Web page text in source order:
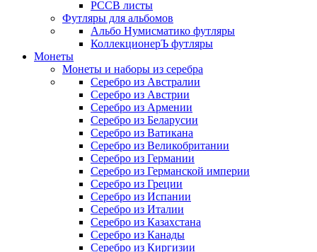
РССВ листы
Футляры для альбомов
Альбо Нумисматико футляры
КоллекционерЪ футляры
Монеты
Монеты и наборы из серебра
Серебро из Австралии
Серебро из Австрии
Серебро из Армении
Серебро из Беларусии
Серебро из Ватикана
Серебро из Великобритании
Серебро из Германии
Серебро из Германской империи
Серебро из Греции
Серебро из Испании
Серебро из Италии
Серебро из Казахстана
Серебро из Канады
Серебро из Киргизии